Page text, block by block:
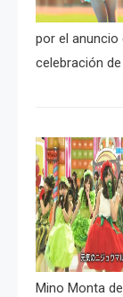
por el anuncio
celebración de
Mino Monta